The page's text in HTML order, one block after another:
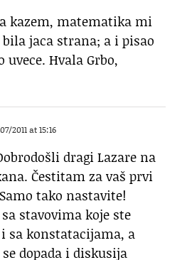
kazem, matematika mi
jaca strana; a i pisao
uvece. Hvala Grbo,
2011 at 15:16
dragi Lazare na
Čestitam za vaš prvi
tako nastavite!
sa stavovima koje ste
sa konstatacijama, a
dopada i diskusija